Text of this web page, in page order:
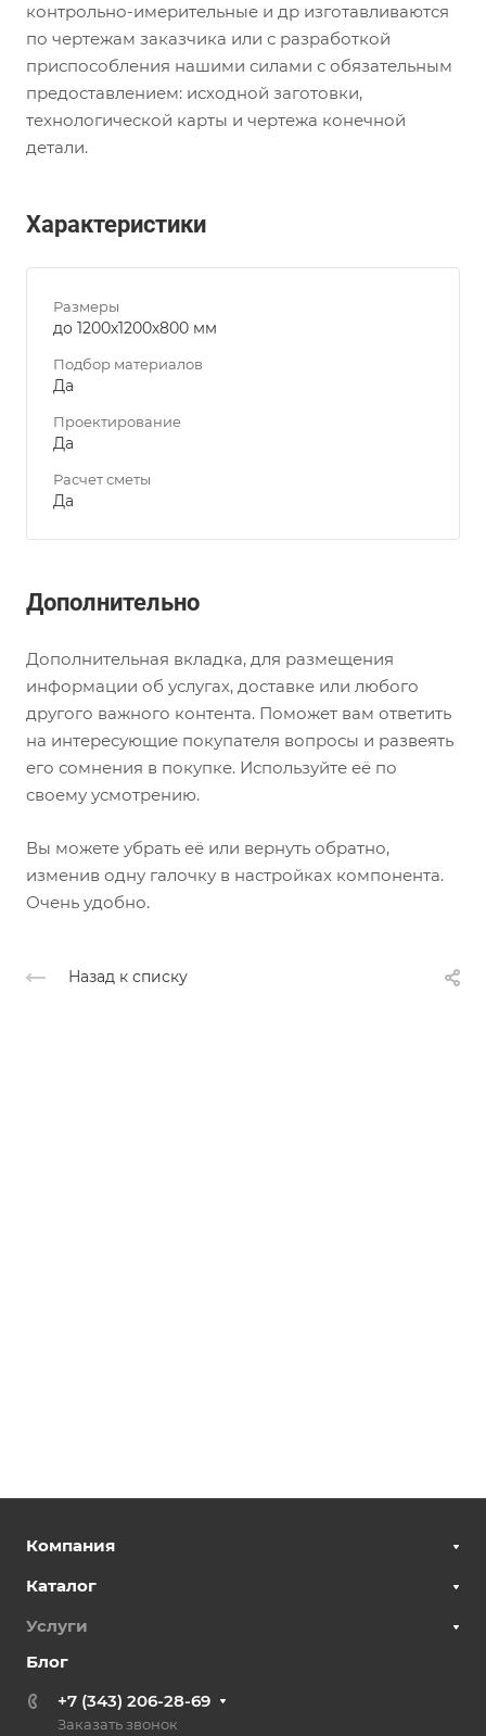
контрольно-имерительные и др изготавливаются
по чертежам заказчика или с разработкой
приспособления нашими силами с обязательным
предоставлением: исходной заготовки,
технологической карты и чертежа конечной
детали.
Характеристики
Размеры
до 1200х1200х800 мм
Подбор материалов
Да
Проектирование
Да
Расчет сметы
Да
Дополнительно
Дополнительная вкладка, для размещения
информации об услугах, доставке или любого
другого важного контента. Поможет вам ответить
на интересующие покупателя вопросы и развеять
его сомнения в покупке. Используйте её по
своему усмотрению.
Вы можете убрать её или вернуть обратно,
изменив одну галочку в настройках компонента.
Очень удобно.
Назад к списку
Компания
Каталог
Услуги
Блог
+7 (343) 206-28-69
Заказать звонок